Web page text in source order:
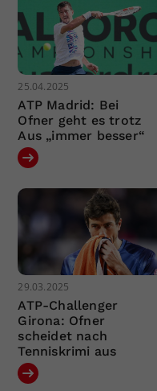
25.04.2025
ATP Madrid: Bei
Ofner geht es trotz
Aus „immer besser“
29.03.2025
ATP-Challenger
Girona: Ofner
scheidet nach
Tenniskrimi aus